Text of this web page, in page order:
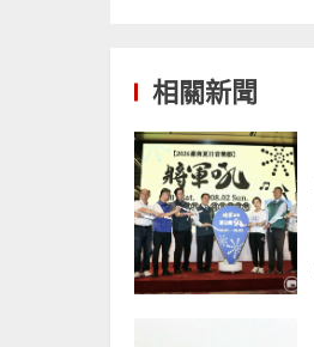
相關新聞